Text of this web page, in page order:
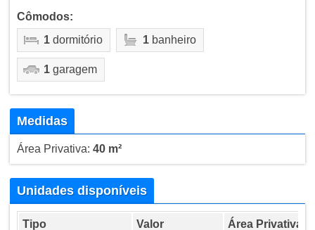
Cômodos:
1dormitório 1banheiro
1garagem
Medidas
Área Privativa: 40 m²
Unidades disponíveis
Tipo Valor Área Privativa